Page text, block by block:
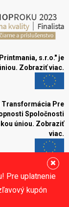
Pre uplatnenie
kupón
s.r.o." je
Zobraziť viac.
Transformácia Pre
Spoločnosti
úniou. Zobraziť
viac.